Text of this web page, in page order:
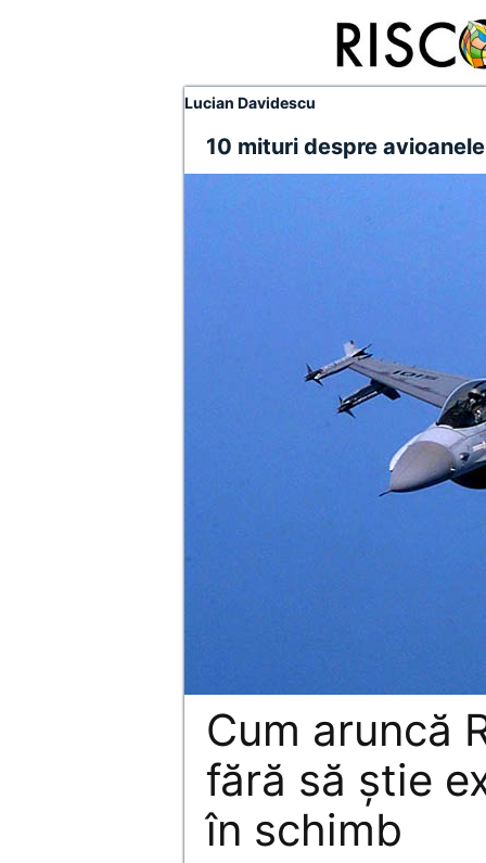
Lucian Davidescu
10 mituri despre
Cum aruncă
fără să ştie
în schimb